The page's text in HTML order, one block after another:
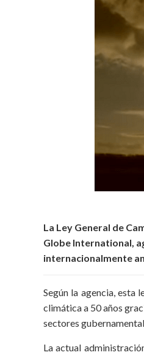
La Ley General de
Globe International,
internacionalmente
Según la agencia, esta
climática a 50 años
sectores
La actual